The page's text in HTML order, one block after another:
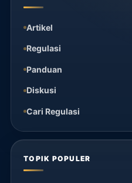
Artikel
Regulasi
Panduan
Diskusi
Cari Regulasi
TOPIK POPULER